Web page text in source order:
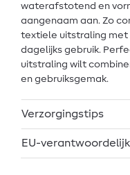
waterafstotend en
aangenaam aan. Zo
textiele uitstraling met
dagelijks gebruik.
uitstraling wilt
en gebruiksgemak.
Verzorgingstips
EU-